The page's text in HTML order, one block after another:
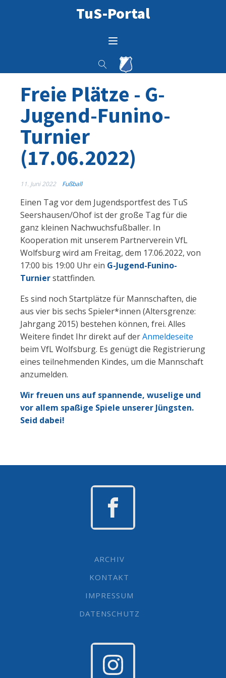
TuS-Portal
Freie Plätze - G-
Jugend-Funino-
Turnier
(17.06.2022)
11. Juni 2022 Fußball
Einen Tag vor dem Jugendsportfest des TuS
Seershausen/Ohof ist der große Tag für die
ganz kleinen Nachwuchsfußballer. In
Kooperation mit unserem Partnerverein VfL
Wolfsburg wird am Freitag, dem 17.06.2022, von
17:00 bis 19:00 Uhr ein G-Jugend-Funino-
Turnierstattfinden.
Es sind noch Startplätze für Mannschaften, die
aus vier bis sechs Spieler*innen (Altersgrenze:
Jahrgang 2015) bestehen können, frei. Alles
Weitere findet Ihr direkt auf derAnmeldeseite
beim VfL Wolfsburg. Es genügt die Registrierung
eines teilnehmenden Kindes, um die Mannschaft
anzumelden.
Wir freuen uns auf spannende, wuselige und
vor allem spaßige Spiele unserer Jüngsten.
Seid dabei!
ARCHIV
KONTAKT
IMPRESSUM
DATENSCHUTZ